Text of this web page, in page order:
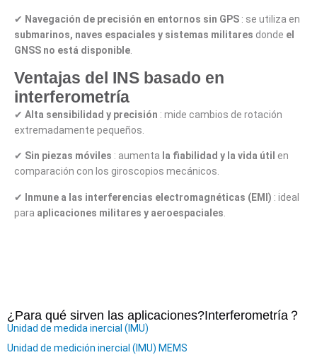
✔ Navegación de precisión en entornos sin GPS : se utiliza en
submarinos, naves espaciales y sistemas militares donde el
GNSS no está disponible.
Ventajas del INS basado en
interferometría
✔ Alta sensibilidad y precisión : mide cambios de rotación
extremadamente pequeños.
✔ Sin piezas móviles : aumenta la fiabilidad y la vida útil en
comparación con los giroscopios mecánicos.
✔ Inmune a las interferencias electromagnéticas (EMI) : ideal
para aplicaciones militares y aeroespaciales
¿Para qué sirven las aplicaciones?Interferometría ？
Unidad de medida inercial (IMU)
Unidad de medición inercial (IMU) MEMS